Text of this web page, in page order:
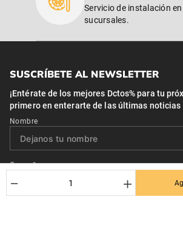
＋
－
Servicio de instalación
sucursales.
SUSCRÍBETE AL NEWSLETTER
¡Entérate de los mejores Dctos% para tu
primero en enterarte de las últimas noticias
Nombre
Correo*